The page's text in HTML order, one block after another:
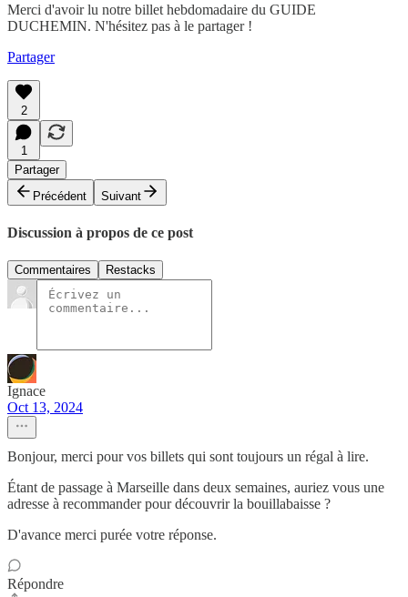
Merci d'avoir lu notre billet hebdomadaire du GUIDE
DUCHEMIN. N'hésitez pas à le partager !
Partager
2
1
Partager
Précédent
Suivant
Discussion à propos de ce post
Commentaires Restacks
Ignace
Oct 13, 2024
Bonjour, merci pour vos billets qui sont toujours un régal à lire.
Étant de passage à Marseille dans deux semaines, auriez vous une
adresse à recommander pour découvrir la bouillabaisse ?
D'avance merci purée votre réponse.
Répondre